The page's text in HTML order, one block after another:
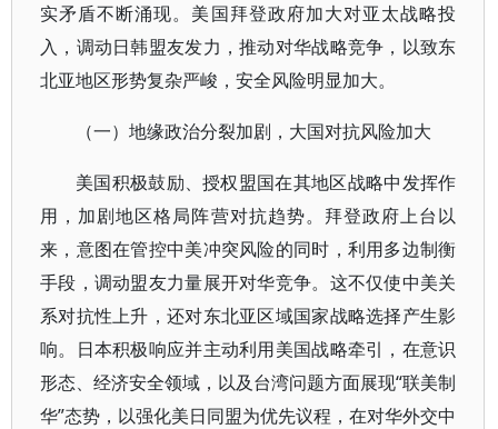
实矛盾不断涌现。美国拜登政府加大对亚太战略投
入，调动日韩盟友发力，推动对华战略竞争，以致东
北亚地区形势复杂严峻，安全风险明显加大。
（一）地缘政治分裂加剧，大国对抗风险加大
美国积极鼓励、授权盟国在其地区战略中发挥作
用，加剧地区格局阵营对抗趋势。拜登政府上台以
来，意图在管控中美冲突风险的同时，利用多边制衡
手段，调动盟友力量展开对华竞争。这不仅使中美关
系对抗性上升，还对东北亚区域国家战略选择产生影
响。日本积极响应并主动利用美国战略牵引，在意识
形态、经济安全领域，以及台湾问题方面展现“联美制
华”态势，以强化美日同盟为优先议程，在对华外交中